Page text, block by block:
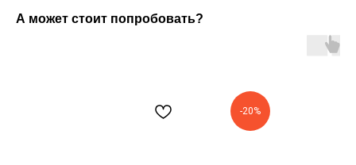
А может стоит попробовать?
-20%